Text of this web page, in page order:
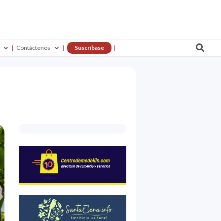
Contáctenos Suscríbase 